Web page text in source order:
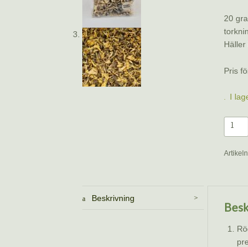
20
Häller
Pris
I
Rödgul
torkad
Beskrivning